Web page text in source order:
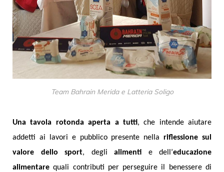
Team Bahrain Merida e Latteria Soligo
Una tavola rotonda aperta a tutti, che intende aiutare
addetti ai lavori e pubblico presente nellariflessione sul
valore dello sport, degli alimenti e dell’educazione
alimentare quali contributi per perseguire il benessere di